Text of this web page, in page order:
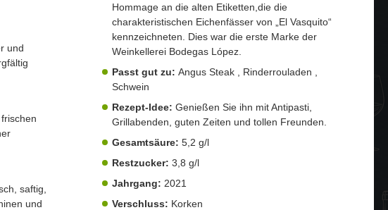
und
saftig,
und
Hommage an die alten Etiketten,die die
charakteristischen Eichenfässer von „El Vasquito“
kennzeichneten. Dies war die erste Marke der
Weinkellerei Bodegas López.
Passt gut zu:
Schwein
Rezept-Idee: Genießen Sie ihn mit Antipasti,
Grillabenden, guten Zeiten und tollen Freunden.
Gesamtsäure: 5,2 g/l
Restzucker: 3,8 g/l
Jahrgang: 2021
Verschluss: Korken